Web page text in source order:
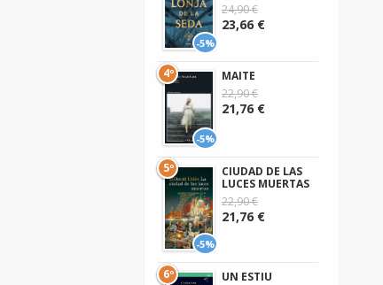
-5%
24,90 €
23,66 €
-5%
4º
MAITE
22,90 €
21,76 €
-5%
5º
CIUDAD DE LAS
LUCES MUERTAS
22,90 €
21,76 €
6º
UN ESTIU